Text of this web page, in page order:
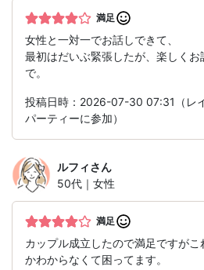
満足
女性と一対一でお話しできて、
最初はだいぶ緊張したが、楽しく
で。
投稿日時：2026-07-30 07:31（レ
パーティーに参加）
ルフィさん
50代｜女性
満足
カップル成立したので満足ですが
かわからなくて困ってます。